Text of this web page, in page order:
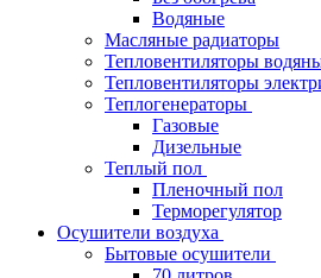
Водяные
Масляные радиаторы
Тепловентиляторы
Тепловентиляторы
Теплогенераторы
Газовые
Дизельные
Теплый пол
Пленочный пол
Терморегулятор
Осушители воздуха
Бытовые осушители